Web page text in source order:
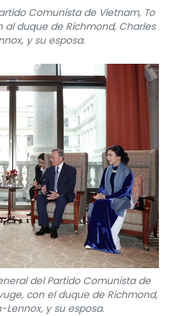
SOMOS?
VIỆT
Comunista de Vietnam, To
al duque de Richmond, Charles
y su esposa.
del Partido Comunista de
con el duque de Richmond,
Lennox, y su esposa.